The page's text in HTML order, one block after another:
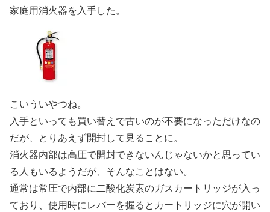
家庭用消火器を入手した。
こいういやつね。
入手といっても買い替えで古いのが不要になっただけなの
だが、とりあえず開封して見ることに。
消火器内部は高圧で開封できないんじゃないかと思ってい
る人もいるようだが、そんなことはない。
通常は常圧で内部に二酸化炭素のガスカートリッジが入っ
ており、使用時にレバーを握るとカートリッジに穴が開い